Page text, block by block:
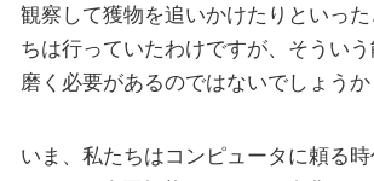
観察して獲物を追いかけたりといっ
ちは行っていたわけですが、そうい
磨く必要があるのではないでしょうか
いま、私たちはコンピュータに頼る